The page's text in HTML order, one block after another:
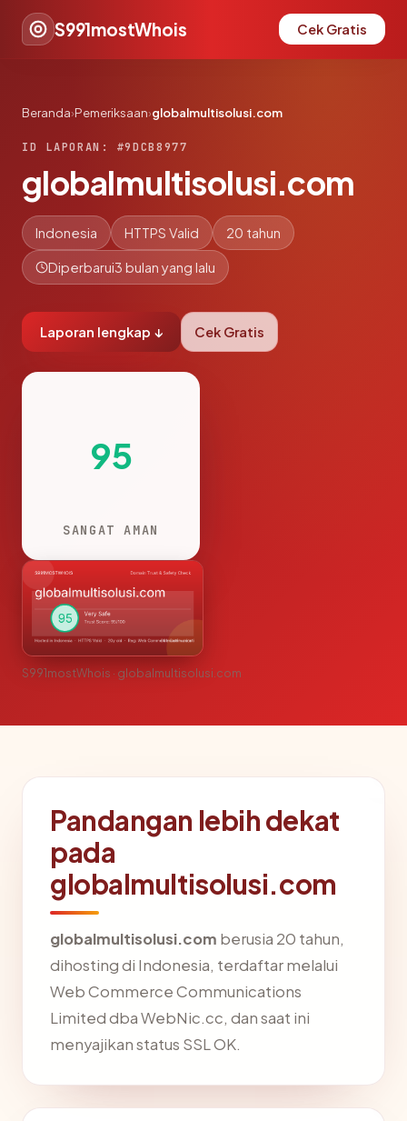
S991mostWhois Cek Gratis
Beranda›Pemeriksaan›globalmultisolusi.com
ID LAPORAN: #9DCB8977
globalmultisolusi.com
Indonesia HTTPS Valid 20 tahun
Diperbarui3 bulan yang lalu
Laporan lengkap ↓ Cek Gratis
95
SANGAT AMAN
S991mostWhois · globalmultisolusi.com
Pandangan lebih dekat
pada
globalmultisolusi.com
globalmultisolusi.com berusia 20 tahun,
dihosting di Indonesia, terdaftar melalui
Web Commerce Communications
Limited dba WebNic.cc, dan saat ini
menyajikan status SSL OK.